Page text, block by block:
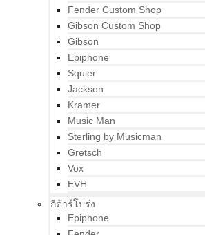
Fender Custom Shop
Gibson Custom Shop
Gibson
Epiphone
Squier
Jackson
Kramer
Music Man
Sterling by Musicman
Gretsch
Vox
EVH
กีต้าร์โปร่ง
Epiphone